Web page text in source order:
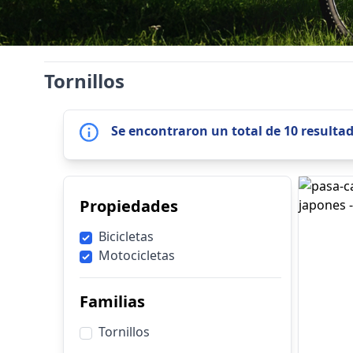
Tornillos
Se encontraron un total de 10
Propiedades
Bicicletas
Motocicletas
Familias
Tornillos